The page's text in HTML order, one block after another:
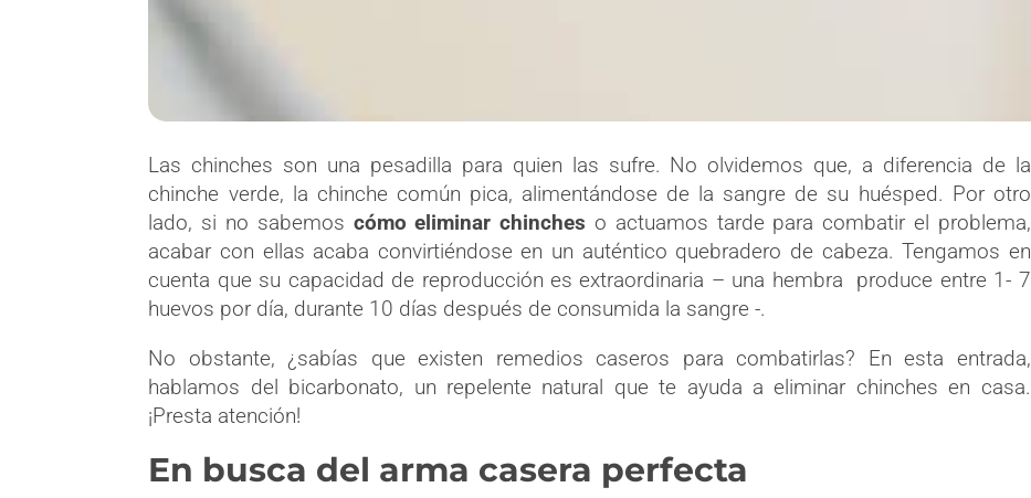
Las chinches son una pesadilla para quien las sufre. No olvidemos que, a diferencia de la
chinche verde, la chinche común pica, alimentándose de la sangre de su huésped. Por otro
lado, si no sabemos cómoeliminar chinches o actuamos tarde para combatir el problema,
acabar con ellas acaba convirtiéndose en un auténtico quebradero de cabeza. Tengamos en
cuenta que su capacidad de reproducción es extraordinaria – una hembra produce entre 1- 7
huevos por día, durante 10 días después de consumida la sangre -.
No obstante, ¿sabías que existen remedios caseros para combatirlas? En esta entrada,
hablamos del bicarbonato, un repelente natural que te ayuda a eliminar chinches en casa.
¡Presta atención!
En busca del arma casera perfecta